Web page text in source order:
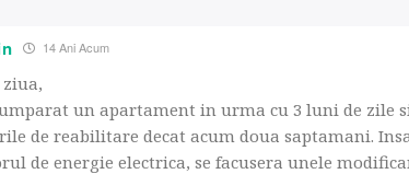
14 Ani Acum
un apartament in urma cu 3 luni de zile
de reabilitare decat acum doua saptamani.
de energie electrica, se facusera unele